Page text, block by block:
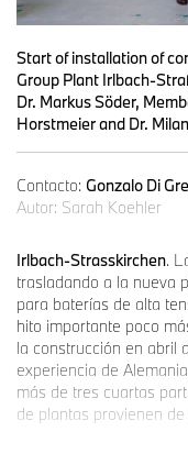
Start of installation of
Group Plant Irlbach-
Dr. Markus Söder,
Horstmeier and Dr.
Contacto: Gonzalo Di
Autor: Sarah Koehler
Irlbach-Strasskirchen.
trasladando a la nueva
para baterías de alta
hito importante poco
la construcción en abril
experiencia de
más de tres cuartas
de plantas provienen